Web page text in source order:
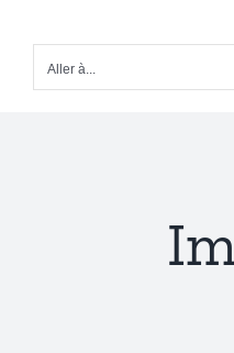
contenuAller à...